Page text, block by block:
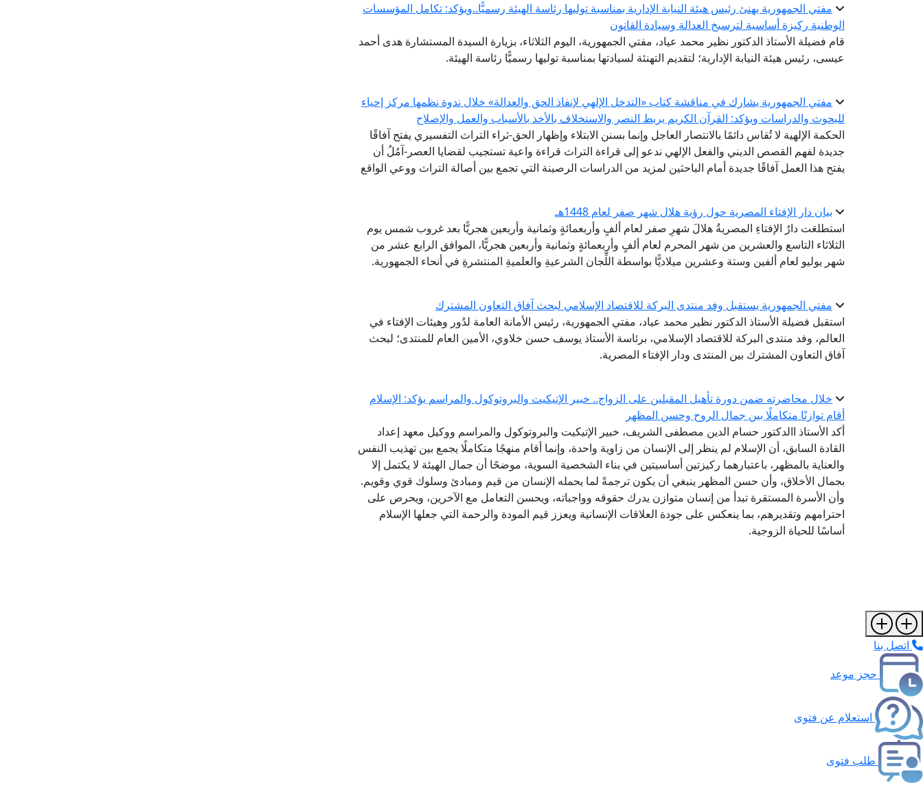
مفتي الجمهورية يهنئ رئيس هيئة النيابة الإدارية بمناسبة توليها رئاسة الهيئة رسميًّا..ويؤكد: تكامل المؤسسات
الوطنية ركيزة أساسية لترسيخ العدالة وسيادة القانون
قام فضيلة الأستاذ الدكتور نظير محمد عياد، مفتي الجمهورية، اليوم الثلاثاء، بزيارة السيدة المستشارة هدى أحمد
عيسى، رئيس هيئة النيابة الإدارية؛ لتقديم التهنئة لسيادتها بمناسبة توليها رسميًّا رئاسة الهيئة.
مفتي الجمهورية يشارك في مناقشة كتاب «التدخل الإلهي لإنفاذ الحق والعدالة» خلال ندوة نظمها مركز إحياء
للبحوث والدراسات ويؤكد: القرآن الكريم يربط النصر والاستخلاف بالأخذ بالأسباب والعمل والإصلاح
الحكمة الإلهية لا تُقاس دائمًا بالانتصار العاجل وإنما بسنن الابتلاء وإظهار الحق-ثراء التراث التفسيري يفتح آفاقًا
جديدة لفهم القصص الديني والفعل الإلهي ندعو إلى قراءة التراث قراءة واعية تستجيب لقضايا العصر-آمُلُ أن
يفتح هذا العمل آفاقًا جديدة أمام الباحثين لمزيد من الدراسات الرصينة التي تجمع بين أصالة التراث ووعي الواقع
بيان دار الإفتاء المصرية حول رؤية هلال شهر صفر لعام 1448هـ
استطلعَت دارُ الإفتاءِ المصريةُ هلالَ شهرِ صفر لعام ألفٍ وأربعمائةٍ وثمانية وأربعين هجريًّا بعد غروب شمس يوم
الثلاثاء التاسع والعشرين من شهر المحرم لعام ألفٍ وأربعمائةٍ وثمانية وأربعين هجريًّا، الموافق الرابع عشر من
شهر يوليو لعام ألفين وستة وعشرين ميلاديًّا بواسطة اللِّجان الشرعيةِ والعلميةِ المنتشرةِ في أنحاء الجمهورية.
مفتي الجمهورية يستقبل وفد منتدى البركة للاقتصاد الإسلامي لبحث آفاق التعاون المشترك
استقبل فضيلة الأستاذ الدكتور نظير محمد عياد، مفتي الجمهورية، رئيس الأمانة العامة لدُور وهيئات الإفتاء في
العالم، وفد منتدى البركة للاقتصاد الإسلامي، برئاسة الأستاذ يوسف حسن خلاوي، الأمين العام للمنتدى؛ لبحث
آفاق التعاون المشترك بين المنتدى ودار الإفتاء المصرية.
خلال محاضرته ضمن دورة تأهيل المقبلين على الزواج.. خبير الإتيكيت والبروتوكول والمراسم يؤكد: الإسلام
أقام توازنًا متكاملًا بين جمال الروح وحسن المظهر
أكد الأستاذ االدكتور حسام الدين مصطفى الشريف، خبير الإتيكيت والبروتوكول والمراسم ووكيل معهد إعداد
القادة السابق، أن الإسلام لم ينظر إلى الإنسان من زاوية واحدة، وإنما أقام منهجًا متكاملًا يجمع بين تهذيب النفس
والعناية بالمظهر، باعتبارهما ركيزتين أساسيتين في بناء الشخصية السوية، موضحًا أن جمال الهيئة لا يكتمل إلا
بجمال الأخلاق، وأن حسن المظهر ينبغي أن يكون ترجمةً لما يحمله الإنسان من قيم ومبادئ وسلوك قوي وقويم.
وأن الأسرة المستقرة تبدأ من إنسان متوازن يدرك حقوقه وواجباته، ويحسن التعامل مع الآخرين، ويحرص على
احترامهم وتقديرهم، بما ينعكس على جودة العلاقات الإنسانية ويعزز قيم المودة والرحمة التي جعلها الإسلام
أساسًا للحياة الزوجية.
اتصل بنا
حجز موعد
استعلام عن فتوى
طلب فتوى